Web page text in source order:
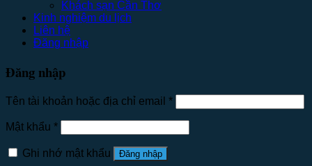
Khách sạn Cần Thơ
Kinh nghiệm du lịch
Liên hệ
Đăng nhập
Đăng nhập
Tên tài khoản hoặc địa chỉ email *
Mật khẩu *
Ghi nhớ mật khẩu Đăng nhập